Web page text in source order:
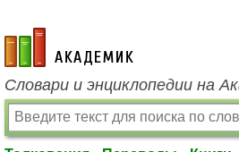
academic.ru
Словари и энциклопедии на